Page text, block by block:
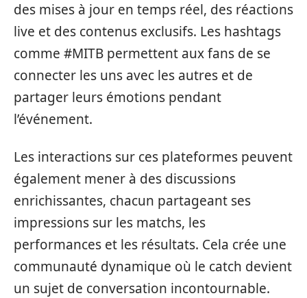
des mises à jour en temps réel, des réactions
live et des contenus exclusifs. Les hashtags
comme #MITB permettent aux fans de se
connecter les uns avec les autres et de
partager leurs émotions pendant
l’événement.
Les interactions sur ces plateformes peuvent
également mener à des discussions
enrichissantes, chacun partageant ses
impressions sur les matchs, les
performances et les résultats. Cela crée une
communauté dynamique où le catch devient
un sujet de conversation incontournable.